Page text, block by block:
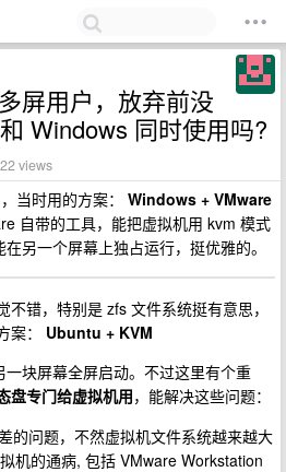
屏用户，放弃前没
Windows 同时使用吗?
views
当时用的方案： Windows + VMware
自带的工具，能把虚拟机用 kvm 模式
另一个屏幕上独占运行，挺优雅的。
错，特别是 zfs 文件系统挺有意思，
案： Ubuntu + KVM
块屏幕全屏启动。不过这里有个重
盘专门给虚拟机用，能解决这些问题：
的问题，不然虚拟机文件系统越来越大
机的通病, 包括 VMware Workstation